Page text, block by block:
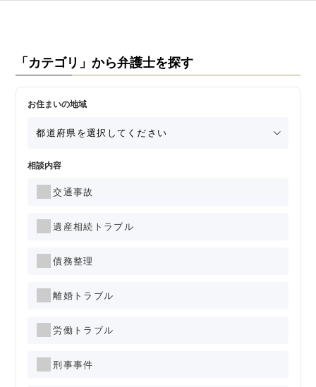
「カテゴリ」から弁護士を探す
お住まいの地域
相談内容
交通事故
遺産相続トラブル
債務整理
離婚トラブル
労働トラブル
刑事事件